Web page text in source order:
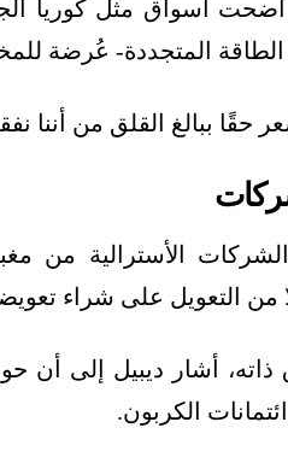
أسواق مثل كوريا
المتجددة- عُرضة
حقًا ببالغ القلق من أننا
الأسترالية من
من التعويل على شراء
أشار ديبيل إلى أن
الكربون.